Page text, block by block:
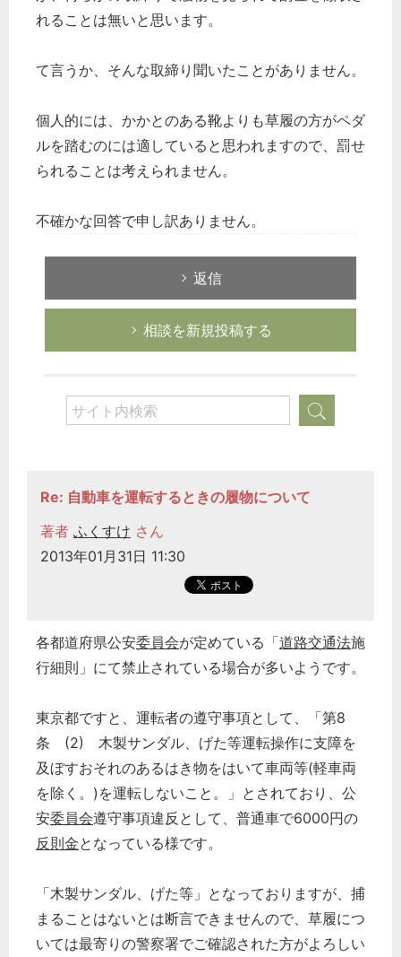
れることは無いと思います。
て言うか、そんな取締り聞いたことがありません。
個人的には、かかとのある靴よりも草履の方がペダ
ルを踏むのには適していると思われますので、罰せ
られることは考えられません。
不確かな回答で申し訳ありません。
返信
相談を新規投稿する
Re: 自動車を運転するときの履物について
著者 ふくすけ さん
2013年01月31日 11:30
各都道府県公安委員会が定めている「道路交通法施
行細則」にて禁止されている場合が多いようです。
東京都ですと、運転者の遵守事項として、「第8
条 (2) 木製サンダル、げた等運転操作に支障を
及ぼすおそれのあるはき物をはいて車両等(軽車両
を除く。)を運転しないこと。」とされており、公
安委員会遵守事項違反として、普通車で6000円の
反則金となっている様です。
「木製サンダル、げた等」となっておりますが、捕
まることはないとは断言できませんので、草履につ
いては最寄りの警察署でご確認された方がよろしい